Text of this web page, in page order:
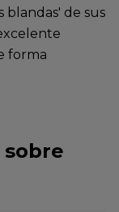
blandas' de sus
forma